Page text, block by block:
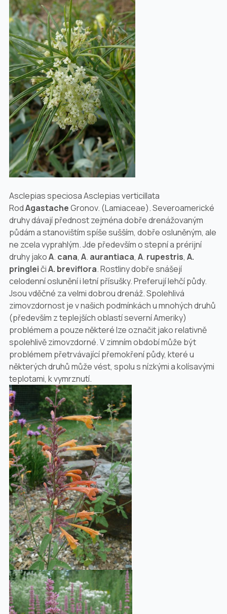
Asclepias speciosa Asclepias verticillata
RodAgastacheGronov. (Lamiaceae). Severoamerické
druhy dávají přednost zejména dobře drenážovaným
půdám a stanovištím spíše sušším, dobře osluněným, ale
ne zcela vyprahlým. Jde především o stepní a prérijní
druhy jakoA. cana, A. aurantiaca, A. rupestris, A.
pringleičiA. breviflora. Rostliny dobře snášejí
celodenní oslunění i letní přísušky. Preferují lehčí půdy.
Jsou vděčné za velmi dobrou drenáž. Spolehlivá
zimovzdornost je v našich podmínkách u mnohých druhů
(především z teplejších oblastí severní Ameriky)
problémem a pouze některé lze označit jako relativně
spolehlivě zimovzdorné. V zimním období může být
problémem přetrvávající přemokření půdy, které u
některých druhů může vést, spolu s nízkými a kolísavými
teplotami, k vymrznutí.